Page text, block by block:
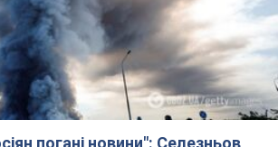
до нового курсу
розповіли, чого
в обмінниках
т.